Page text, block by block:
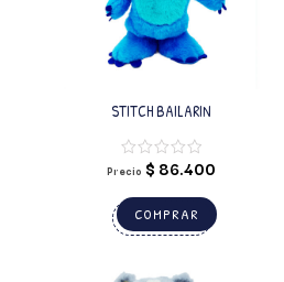
STITCH BAILARIN
Precio $ 86.400
COMPRAR